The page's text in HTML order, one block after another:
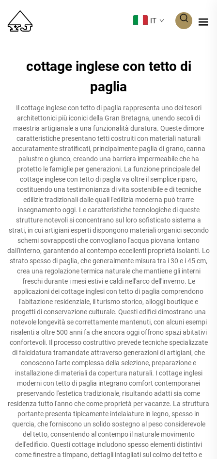
IT
cottage inglese con tetto di
paglia
Il cottage inglese con tetto di paglia rappresenta uno dei tesori
architettonici più iconici della Gran Bretagna, unendo secoli di
maestria artigianale a una funzionalità duratura. Queste dimore
caratteristiche presentano tetti costruiti con materiali naturali
accuratamente stratificati, principalmente paglia di grano, canna
palustre o giunco, creando una barriera impermeabile che ha
protetto le famiglie per generazioni. La funzione principale del
cottage inglese con tetto di paglia va oltre il semplice riparo,
costituendo una testimonianza di vita sostenibile e di tecniche
edilizie tradizionali dalle quali l'edilizia moderna può trarre
insegnamento oggi. Le caratteristiche tecnologiche di queste
strutture notevoli si concentrano sul loro sofisticato sistema a
strati, in cui artigiani esperti dispongono materiali organici secondo
schemi sovrapposti che convogliano l'acqua piovana lontano
dall'interno, garantendo al contempo eccellenti proprietà isolanti. Lo
strato spesso di paglia, che generalmente misura tra i 30 e i 45 cm,
crea una regolazione termica naturale che mantiene gli interni
freschi durante i mesi estivi e caldi nell'arco dell'inverno. Le
applicazioni dei cottage inglesi con tetto di paglia comprendono
l'abitazione residenziale, il turismo storico, alloggi boutique e
progetti di conservazione culturale. Questi edifici dimostrano una
notevole longevità se correttamente mantenuti, con alcuni esempi
risalenti a oltre 500 anni fa che ancora oggi offrono spazi abitativi
confortevoli. Il processo costruttivo prevede tecniche specializzate
di falcidatura tramandate attraverso generazioni di artigiani, che
conoscono l'arte complessa della selezione, preparazione e
installazione di materiali da copertura naturali. I cottage inglesi
moderni con tetto di paglia integrano comfort contemporanei
preservando l'estetica tradizionale, risultando adatti sia come
residenza tutto l'anno che come proprietà per vacanze. La struttura
portante presenta tipicamente intelaiature in legno, spesso in
quercia, che forniscono un solido sostegno al peso considerevole
del tetto, consentendo al contempo il naturale movimento
dell'edificio. Questi cottage includono spesso elementi distintivi
come finestre a timpano, dettagli intagliati sul colmo del tetto e